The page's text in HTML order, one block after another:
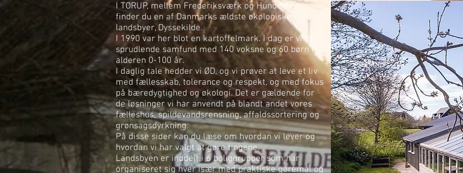
I TORUP, mellem Frederiksværk og Hundested,
finder du en af Danmarks ældste økologiske
landsbyer, Dyssekilde.
I 1990 var her blot en kartoffelmark. I dag er vi et
sprudlende samfund med 140 voksne og 60 børn i
alderen 0-100 år.
I daglig tale hedder vi ØD, og vi prøver at leve et liv
med fællesskab, tolerance og respekt, og med fokus
på bæredygtighed og økologi. Det er gældende for
de løsninger vi har anvendt på blandt andet vores
fælleshus, spildevandsrensning, affaldssortering og
grønsagsdyrkning.
På disse sider kan du læse om hvordan vi lever og
hvordan vi har valgt at gøre tingene.
Landsbyen er inddelt i 6 boliggrupper som har
organiseret sig hver især med praktiske gøremål og